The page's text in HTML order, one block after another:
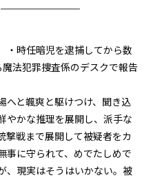
killer（連続殺人鬼）』
時任暗児を逮捕してから数
法犯罪捜査係のデスクで報告
と颯爽と駆けつけ、聞き込
やかな推理を展開し、派手な
撃戦まで展開して被疑者をカ
事に守られて、めでたしめで
、現実はそうはいかない。被